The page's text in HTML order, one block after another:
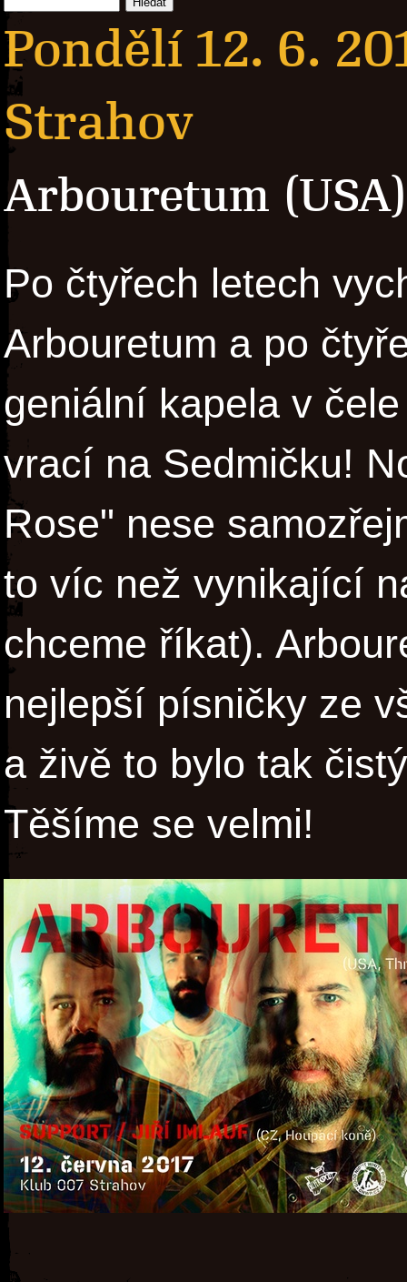
Pondělí 12. 6.
Strahov
Arbouretum (USA)
Po čtyřech letech
Arbouretum a po
geniální kapela v
vrací na Sedmičku!
Rose" nese
to víc než vynikající
chceme říkat).
nejlepší písničky ze
a živě to bylo tak
Těšíme se velmi!